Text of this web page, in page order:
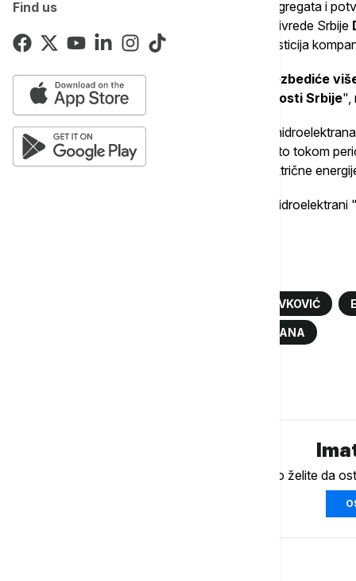
Find usIntenzivno su praćeni svi parametri rada agregata i
revitalizacije, a generalni direktor Elektroprivrede Srbije
revitalizacije kao jednu od najvažnijih investicija
"Revitalizacija RHE 'Bajina Bašta' obezbediće
značajan doprinos energetskoj sigurnosti Srbije",
RHE "Bajina Bašta" je jedina reverzibilna
elektroenergetskom sistemu Srbije, naročito tokom
perioda, kao i u trenucima nedostatka električne
Revitalizacija agregata R1 u reverzibilnoj
DUŠAN ŽIVKOVIĆ
HIDROELEKTRANA
Ukoliko želite da